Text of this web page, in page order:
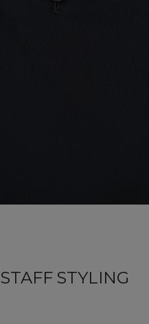
STAFF STYLING